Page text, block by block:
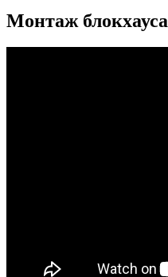
Монтаж блокхауса